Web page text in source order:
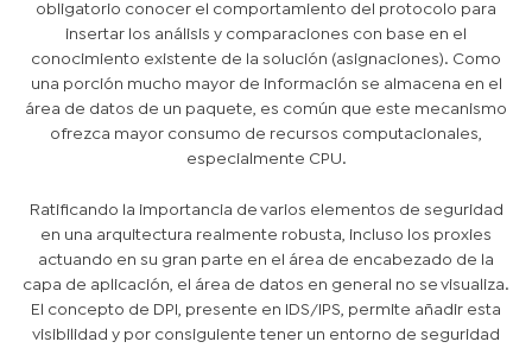
obligatorio conocer el comportamiento del protocolo para
insertar los análisis y comparaciones con base en el
conocimiento existente de la solución (asignaciones). Como
una porción mucho mayor de información se almacena en el
área de datos de un paquete, es común que este mecanismo
ofrezca mayor consumo de recursos computacionales,
especialmente CPU.
Ratificando la importancia de varios elementos de seguridad
en una arquitectura realmente robusta, incluso los proxies
actuando en su gran parte en el área de encabezado de la
capa de aplicación, el área de datos en general no se visualiza.
El concepto de DPI, presente en IDS/IPS, permite añadir esta
visibilidad y por consiguiente tener un entorno de seguridad